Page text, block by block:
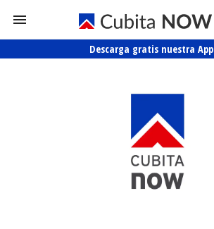
Descarga gratis nuestra App